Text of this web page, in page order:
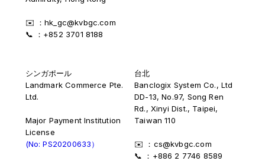
✉️ ：hk_gc@kvbgc.com
📞 ：+852 3701 8188
シンガポール
Landmark Commerce Pte.
Ltd.
Major Payment Institution
License
(No: PS20200633）
台北
Banclogix System Co., Ltd
DD-13, No.97, Song Ren
Rd., Xinyi Dist., Taipei,
Taiwan 110
✉️ ：cs@kvbgc.com
📞 ：+886 2 7746 8589